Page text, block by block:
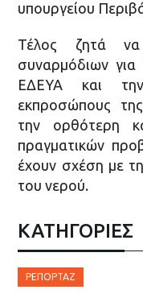
υπουργείου
Τέλος ζητά να
συναρμόδιων
ΕΔΕΥΑ και
εκπροσώπους
την ορθότερη
πραγματικών
έχουν σχέση με
του νερού.
ΚΑΤΗΓΟΡΙΕΣ
ΡΕΠΟΡΤΆΖ